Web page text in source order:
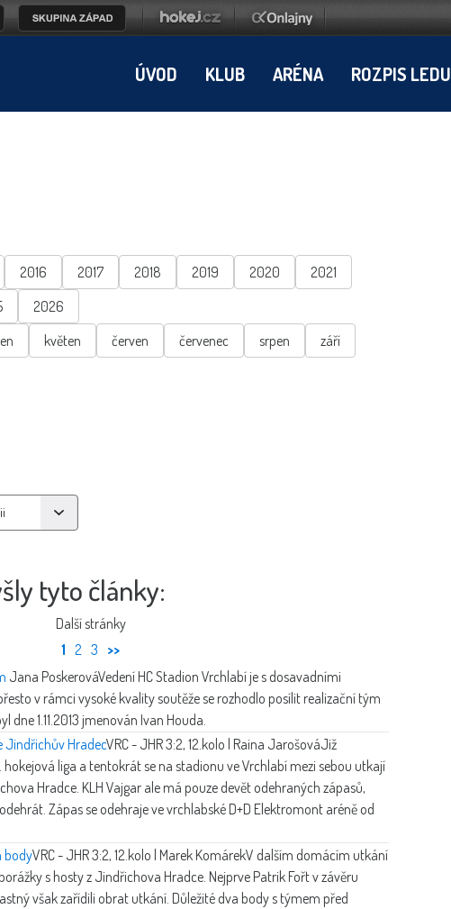
ÚVOD KLUB ARÉNA ROZPIS LEDU
2016 2017 2018 2019 2020
2021
2026
květen červen červenec srpen
září
tyto články:
Další stránky
1 2 3 >>
Jana PoskerováVedení HC Stadion Vrchlabí je s dosavadními
v rámci vysoké kvality soutěže se rozhodlo posílit realizační tým
dne 1.11.2013 jmenován Ivan Houda.
Jindřichův HradecVRC - JHR 3:2, 12.kolo | Raina JarošováJiž
liga a tentokrát se na stadionu ve Vrchlabí mezi sebou utkají
Hradce. KLH Vajgar ale má pouze devět odehraných zápasů,
Zápas se odehraje ve vrchlabské D+D Elektromont aréně od
bodyVRC - JHR 3:2, 12.kolo | Marek KomárekV dalším domácím utkání
s hosty z Jindřichova Hradce. Nejprve Patrik Fořt v závěru
však zařídili obrat utkání. Důležité dva body s týmem před